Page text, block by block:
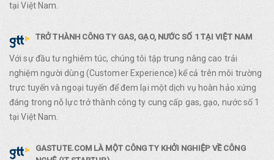
tại Việt Nam.
TRỞ THÀNH CÔNG TY GAS, GẠO, NƯỚC SỐ 1 TẠI VIỆT NAM
Với sự đầu tư nghiêm túc, chúng tôi tập trung nâng cao trải
nghiệm người dùng (Customer Experience) kể cả trên môi trường
trực tuyến và ngoại tuyến để đem lại một dịch vụ hoàn hảo xứng
đáng trong nỗ lực trở thành công ty cung cấp gas, gạo, nước số 1
tại Việt Nam.
GASTUTE.COM LÀ MỘT CÔNG TY KHỞI NGHIỆP VỀ CÔNG